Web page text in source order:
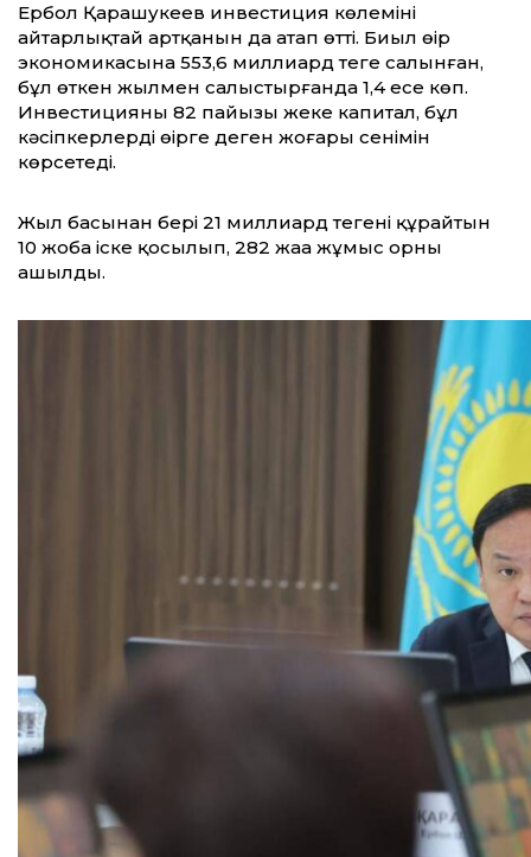
Ербол Қарашукеев инвестиция көлемінің
айтарлықтай артқанын да атап өтті. Биыл өңір
экономикасына 553,6 миллиард теңге салынған,
бұл өткен жылмен салыстырғанда 1,4 есе көп.
Инвестицияның 82 пайызы жеке капитал, бұл
кәсіпкерлердің өңірге деген жоғары сенімін
көрсетеді.
Жыл басынан бері 21 миллиард теңгені құрайтын
10 жоба іске қосылып, 282 жаңа жұмыс орны
ашылды.